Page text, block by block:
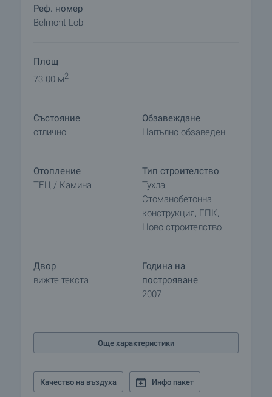
• Денонощна рецепция и услуги
• Закрит отопляем басейн
• Мини маркет
• Сауна, джакузи, парна баня, масаж, фитнес
• Централно отопление
Реф. номер
Belmont Lob
Площ
73.00 м2
Състояние
отлично
Обзавеждане
Напълно обзаведен
Отопление
ТЕЦ / Камина
Тип строителство
Тухла,
Стоманобетонна
конструкция, ЕПК,
Ново строителство
Двор
вижте текста
Година на
построяване
2007
Още характеристики
Качество на въздуха Инфо пакет